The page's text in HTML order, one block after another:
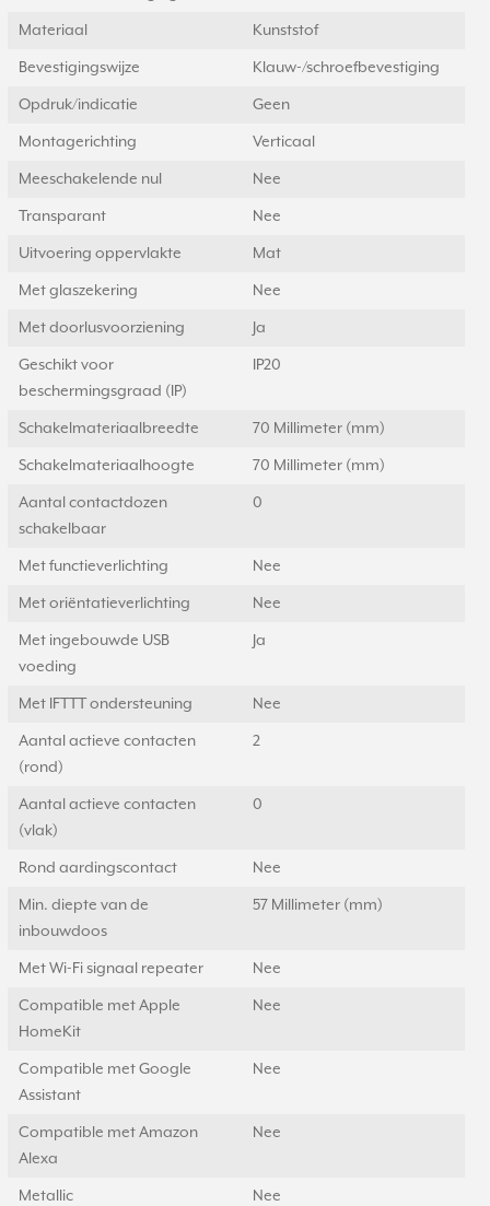
Materiaal Kunststof
Bevestigingswijze Klauw-/schroefbevestiging
Opdruk/indicatie Geen
Montagerichting Verticaal
Meeschakelende nul Nee
Transparant Nee
Uitvoering oppervlakte Mat
Met glaszekering Nee
Met doorlusvoorziening Ja
Geschikt voor
beschermingsgraad (IP)
IP20
Schakelmateriaalbreedte 70 Millimeter (mm)
Schakelmateriaalhoogte 70 Millimeter (mm)
Aantal contactdozen
schakelbaar
0
Met functieverlichting Nee
Met oriëntatieverlichting Nee
Met ingebouwde USB
voeding
Ja
Met IFTTT ondersteuning Nee
Aantal actieve contacten
(rond)
2
Aantal actieve contacten
(vlak)
0
Rond aardingscontact Nee
Min. diepte van de
inbouwdoos
57 Millimeter (mm)
Met Wi-Fi signaal repeater Nee
Compatible met Apple
HomeKit
Nee
Compatible met Google
Assistant
Nee
Compatible met Amazon
Alexa
Nee
Metallic Nee